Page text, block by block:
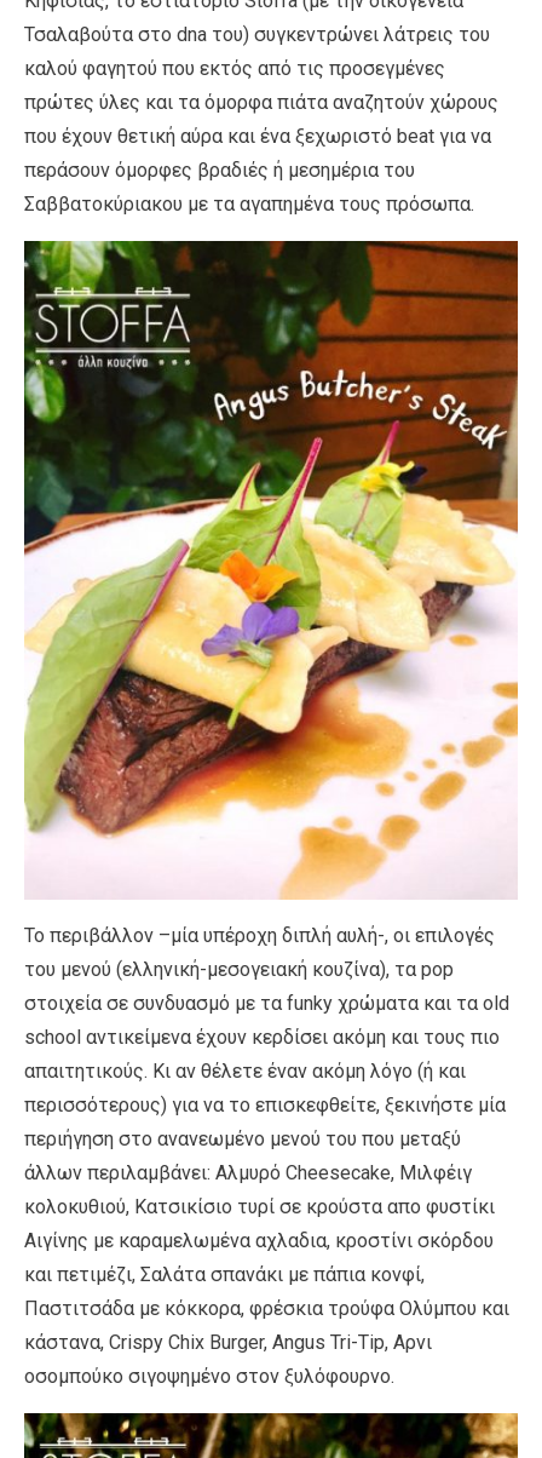
Τσαλαβούτα στο dna του) συγκεντρώνει λάτρεις του
καλού φαγητού που εκτός από τις προσεγμένες
πρώτες ύλες και τα όμορφα πιάτα αναζητούν χώρους
που έχουν θετική αύρα και ένα ξεχωριστό beat για να
περάσουν όμορφες βραδιές ή μεσημέρια του
Σαββατοκύριακου με τα αγαπημένα τους πρόσωπα.
Το περιβάλλον –μία υπέροχη διπλή αυλή-, οι επιλογές
του μενού (ελληνική-μεσογειακή κουζίνα), τα pop
στοιχεία σε συνδυασμό με τα funky χρώματα και τα old
school αντικείμενα έχουν κερδίσει ακόμη και τους πιο
απαιτητικούς. Κι αν θέλετε έναν ακόμη λόγο (ή και
περισσότερους) για να το επισκεφθείτε, ξεκινήστε μία
περιήγηση στο ανανεωμένο μενού του που μεταξύ
άλλων περιλαμβάνει: Αλμυρό Cheesecake, Μιλφέιγ
κολοκυθιού, Κατσικίσιο τυρί σε κρούστα απο φυστίκι
Αιγίνης με καραμελωμένα αχλαδια, κροστίνι σκόρδου
και πετιμέζι, Σαλάτα σπανάκι με πάπια κονφί,
Παστιτσάδα με κόκκορα, φρέσκια τρούφα Ολύμπου και
κάστανα, Crispy Chix Burger, Angus Tri-Tip, Αρνι
οσομπούκο σιγοψημένο στον ξυλόφουρνο.